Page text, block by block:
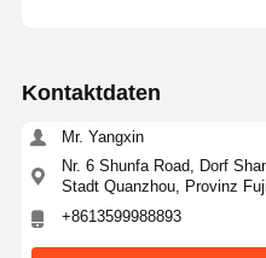
Kontaktdaten
Mr. Yangxin
Nr. 6 Shunfa Road, Dorf
Stadt Quanzhou, Provinz
+8613599988893